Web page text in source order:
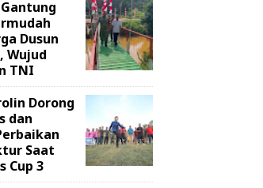
Dusun
Wujud
TNI
Dorong
dan
Saat
Cup 3